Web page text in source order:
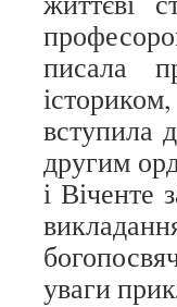
писала
вступила
другим
і
уваги